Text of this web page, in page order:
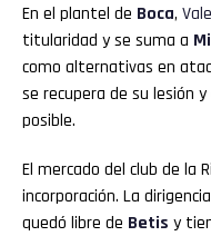
En el plantel de Boca,
titularidad y se suma a
como alternativas en
se recupera de su lesión
posible.
El mercado del club de la
incorporación. La
quedó libre de Betis y